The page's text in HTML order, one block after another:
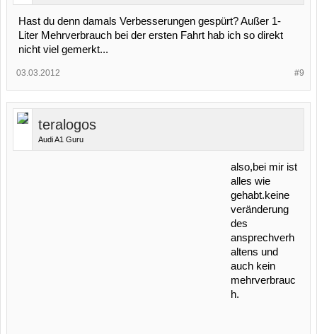
Hast du denn damals Verbesserungen gespürt? Außer 1-
Liter Mehrverbrauch bei der ersten Fahrt hab ich so direkt
nicht viel gemerkt...
#9
03.03.2012
teralogos
Audi A1 Guru
also,bei mir ist
alles wie
gehabt.keine
veränderung
des
ansprechverh
altens und
auch kein
mehrverbrauc
h.